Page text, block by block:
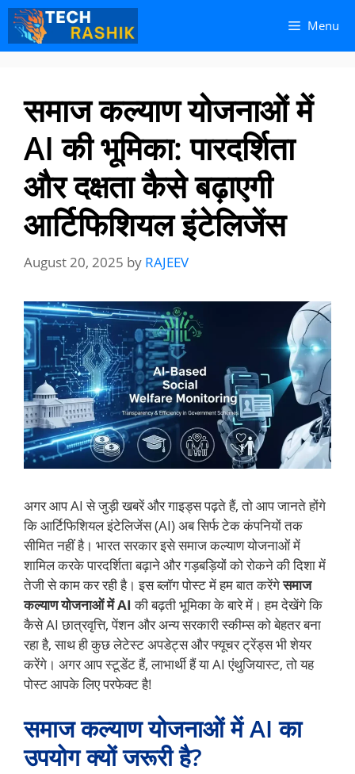
Skip
content
Skip
content
Menu
समाज कल्याण योजनाओं में
AI की भूमिका: पारदर्शिता
और दक्षता कैसे बढ़ाएगी
आर्टिफिशियल इंटेलिजेंस
August 20, 2025 by RAJEEV
अगर आप AI से जुड़ी खबरें और गाइड्स पढ़ते हैं, तो आप जानते होंगे
कि आर्टिफिशियल इंटेलिजेंस (AI) अब सिर्फ टेक कंपनियों तक
सीमित नहीं है। भारत सरकार इसे समाज कल्याण योजनाओं में
शामिल करके पारदर्शिता बढ़ाने और गड़बड़ियों को रोकने की दिशा में
तेजी से काम कर रही है। इस ब्लॉग पोस्ट में हम बात करेंगेसमाज
कल्याण योजनाओं में AI की बढ़ती भूमिका के बारे में। हम देखेंगे कि
कैसे AI छात्रवृत्ति, पेंशन और अन्य सरकारी स्कीम्स को बेहतर बना
रहा है, साथ ही कुछ लेटेस्ट अपडेट्स और फ्यूचर ट्रेंड्स भी शेयर
करेंगे। अगर आप स्टूडेंट हैं, लाभार्थी हैं या AI एंथुजियास्ट, तो यह
पोस्ट आपके लिए परफेक्ट है!
समाज कल्याण योजनाओं में AI का
उपयोग क्यों जरूरी है?